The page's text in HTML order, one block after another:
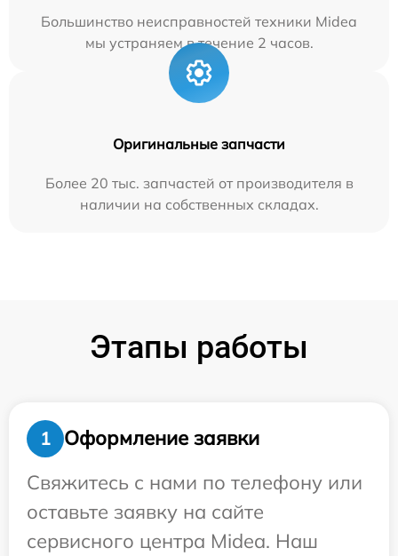
Большинство неисправностей техники Midea
мы устраняем в течение 2 часов.
Оригинальные запчасти
Более 20 тыс. запчастей от производителя в
наличии на собственных складах.
Этапы работы
1
Оформление заявки
Свяжитесь с нами по телефону или
оставьте заявку на сайте
сервисного центра Midea. Наш